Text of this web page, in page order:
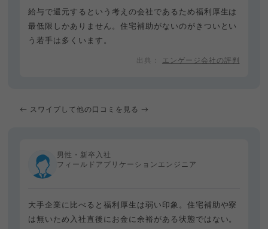
給与で還元するという考えの会社であるため福利厚生は
最低限しかありません。住宅補助がないのがきついとい
う若手は多くいます。
エンゲージ会社の評判
← スワイプして他の口コミを見る →
男性・新卒入社
フィールドアプリケーションエンジニア
大手企業に比べると福利厚生は弱い印象。住宅補助や寮
は無いため入社直後にお金に余裕がある状態ではない。